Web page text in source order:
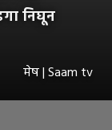
निघून
मेष | Saam tv